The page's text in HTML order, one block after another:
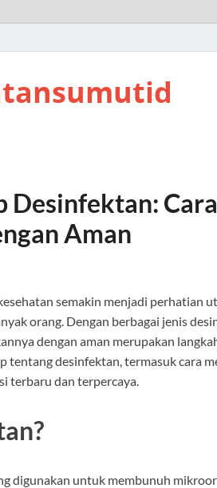
Desinfektan:
Aman
semakin menjadi perhatian
orang. Dengan berbagai jenis
dengan aman merupakan
tentang desinfektan, termasuk cara
terbaru dan terpercaya.
digunakan untuk membunuh